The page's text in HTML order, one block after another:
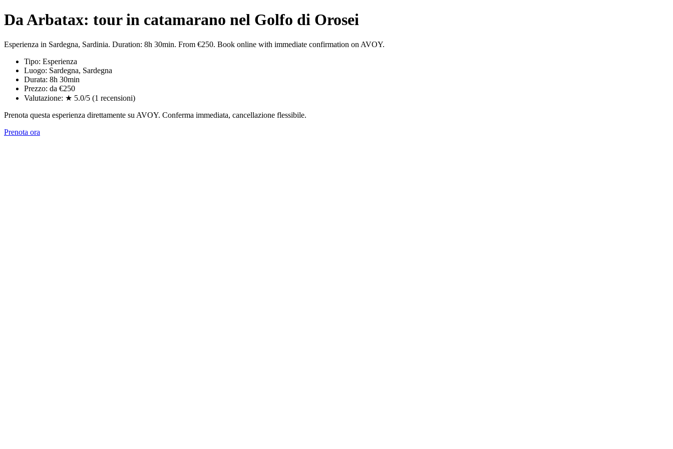
Da Arbatax: tour in catamarano nel Golfo di Orosei
Esperienza in Sardegna, Sardinia. Duration: 8h 30min. From €250. Book online with immediate confirmation on AVOY.
Tipo: Esperienza
Luogo: Sardegna, Sardegna
Durata: 8h 30min
Prezzo: da €250
Valutazione: ★ 5.0/5 (1 recensioni)
Prenota questa esperienza direttamente su AVOY. Conferma immediata, cancellazione flessibile.
Prenota ora